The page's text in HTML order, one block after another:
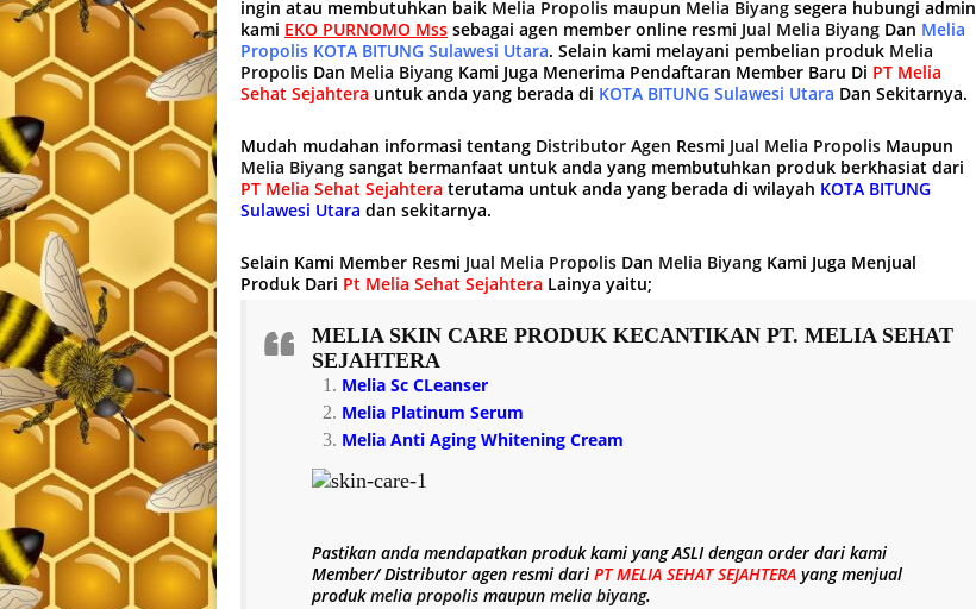
ingin atau membutuhkan baik Melia Propolis maupun Melia Biyang segera hubungi admin
kami EKO PURNOMO Mss sebagai agen member online resmi Jual Melia Biyang Dan Melia
Propolis KOTA BITUNG Sulawesi Utara. Selain kami melayani pembelian produk Melia
Propolis Dan Melia Biyang Kami Juga Menerima Pendaftaran Member Baru Di PT Melia
Sehat Sejahtera untuk anda yang berada di KOTA BITUNG Sulawesi Utara Dan Sekitarnya.
Mudah mudahan informasi tentang Distributor Agen Resmi Jual Melia Propolis Maupun
Melia Biyang sangat bermanfaat untuk anda yang membutuhkan produk berkhasiat dari
PT Melia Sehat Sejahtera terutama untuk anda yang berada di wilayah KOTA BITUNG
Sulawesi Utara dan sekitarnya.
Selain Kami Member Resmi Jual Melia Propolis Dan Melia Biyang Kami Juga Menjual
Produk Dari Pt Melia Sehat Sejahtera Lainya yaitu;
MELIA SKIN CARE PRODUK KECANTIKAN PT. MELIA SEHAT
SEJAHTERA
Melia Sc CLeanser
Melia Platinum Serum
Melia Anti Aging Whitening Cream
Pastikan anda mendapatkan produk kami yangASLIdengan order dari kami
Member/ Distributor agen resmi dari PT MELIA SEHAT SEJAHTERA yang menjual
produkmelia propolis maupun melia biyang.